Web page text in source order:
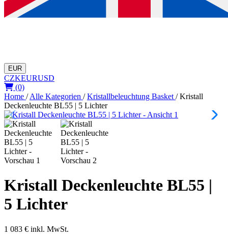
EUR
CZKEURUSD
(0)
Home / Alle Kategorien / Kristallbeleuchtung Basket / Kristall
Deckenleuchte BL55 | 5 Lichter
Kristall Deckenleuchte BL55 |
5 Lichter
1 083 € inkl. MwSt.